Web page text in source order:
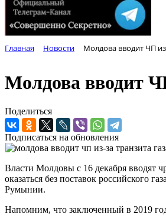
Главная Новости Молдова вводит ЧП
Молдова вводит
Поделиться
Подписаться на обновления
Власти Молдовы с 16 декабря вводят
оказаться без поставок российского
Румынии.
Напомним, что заключенный в 2019